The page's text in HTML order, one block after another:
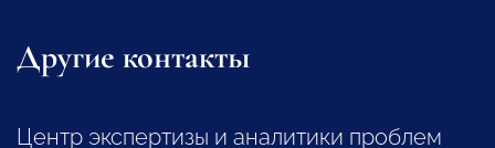
Другие контакты
Центр экспертизы и аналитики проблем